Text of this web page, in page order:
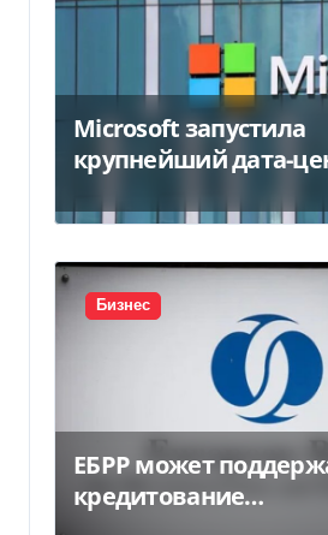
Microsoft запустила
крупнейший дата-
миллиарда
Бизнес
ЕБРР может
кредитование